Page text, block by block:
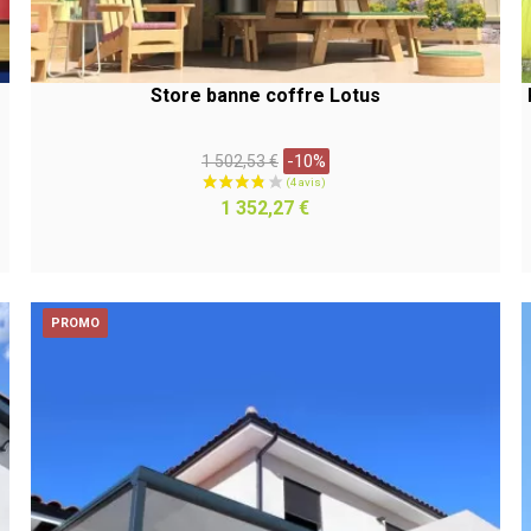
Store banne coffre Lotus
Prix
habituel
1 502,53 € -10%
Prix
1 352,27 €
APERÇU RAPIDE
PROMO